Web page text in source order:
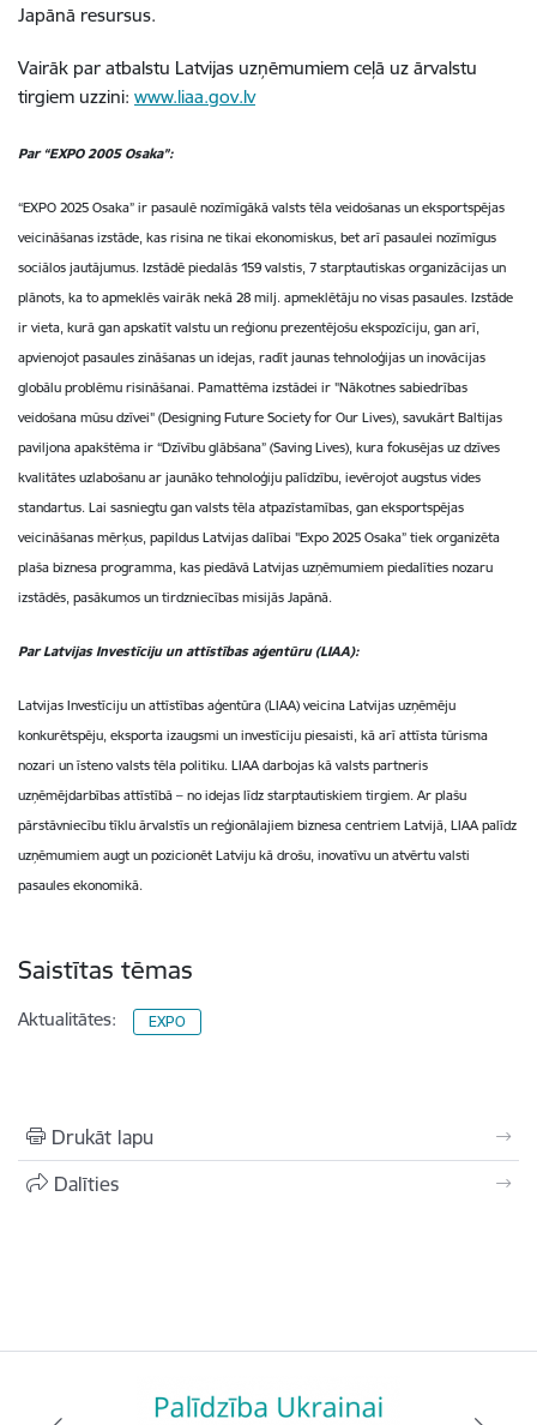
Japānā resursus.
Vairāk par atbalstu Latvijas uzņēmumiem ceļā uz ārvalstu
tirgiem uzzini: www.liaa.gov.lv
Par “EXPO 2005 Osaka”:
“EXPO 2025 Osaka” ir pasaulē nozīmīgākā valsts tēla veidošanas un eksportspējas
veicināšanas izstāde, kas risina ne tikai ekonomiskus, bet arī pasaulei nozīmīgus
sociālos jautājumus. Izstādē piedalās 159 valstis, 7 starptautiskas organizācijas un
plānots, ka to apmeklēs vairāk nekā 28 milj. apmeklētāju no visas pasaules. Izstāde
ir vieta, kurā gan apskatīt valstu un reģionu prezentējošu ekspozīciju, gan arī,
apvienojot pasaules zināšanas un idejas, radīt jaunas tehnoloģijas un inovācijas
globālu problēmu risināšanai. Pamattēma izstādei ir "Nākotnes sabiedrības
veidošana mūsu dzīvei" (Designing Future Society for Our Lives), savukārt Baltijas
paviljona apakštēma ir “Dzīvību glābšana” (Saving Lives), kura fokusējas uz dzīves
kvalitātes uzlabošanu ar jaunāko tehnoloģiju palīdzību, ievērojot augstus vides
standartus. Lai sasniegtu gan valsts tēla atpazīstamības, gan eksportspējas
veicināšanas mērķus, papildus Latvijas dalībai "Expo 2025 Osaka” tiek organizēta
plaša biznesa programma, kas piedāvā Latvijas uzņēmumiem piedalīties nozaru
izstādēs, pasākumos un tirdzniecības misijās Japānā.
Par Latvijas Investīciju un attīstības aģentūru (LIAA):
Latvijas Investīciju un attīstības aģentūra (LIAA) veicina Latvijas uzņēmēju
konkurētspēju, eksporta izaugsmi un investīciju piesaisti, kā arī attīsta tūrisma
nozari un īsteno valsts tēla politiku. LIAA darbojas kā valsts partneris
uzņēmējdarbības attīstībā – no idejas līdz starptautiskiem tirgiem. Ar plašu
pārstāvniecību tīklu ārvalstīs un reģionālajiem biznesa centriem Latvijā, LIAA palīdz
uzņēmumiem augt un pozicionēt Latviju kā drošu, inovatīvu un atvērtu valsti
pasaules ekonomikā.
Saistītas tēmas
Aktualitātes: EXPO
Drukāt lapu
Dalīties